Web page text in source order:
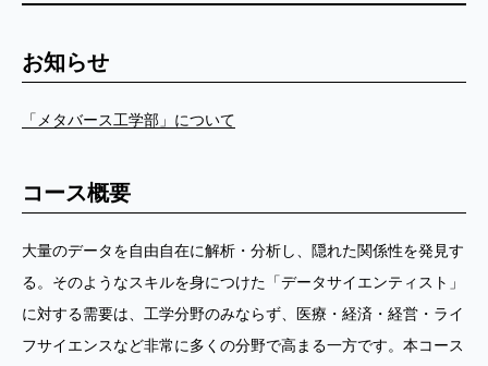
お知らせ
「メタバース工学部」について
コース概要
大量のデータを自由自在に解析・分析し、隠れた関係性を発見す
る。そのようなスキルを身につけた「データサイエンティスト」
に対する需要は、工学分野のみならず、医療・経済・経営・ライ
フサイエンスなど非常に多くの分野で高まる一方です。本コース